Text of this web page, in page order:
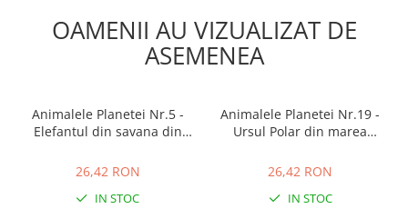
OAMENII AU VIZUALIZAT DE
ASEMENEA
Animalele Planetei Nr.5 -
Elefantul din savana din
26,42 RON
IN STOC
Animalele Planetei Nr.19 -
Ursul Polar din marea
luni+
26,42 RON
IN STOC